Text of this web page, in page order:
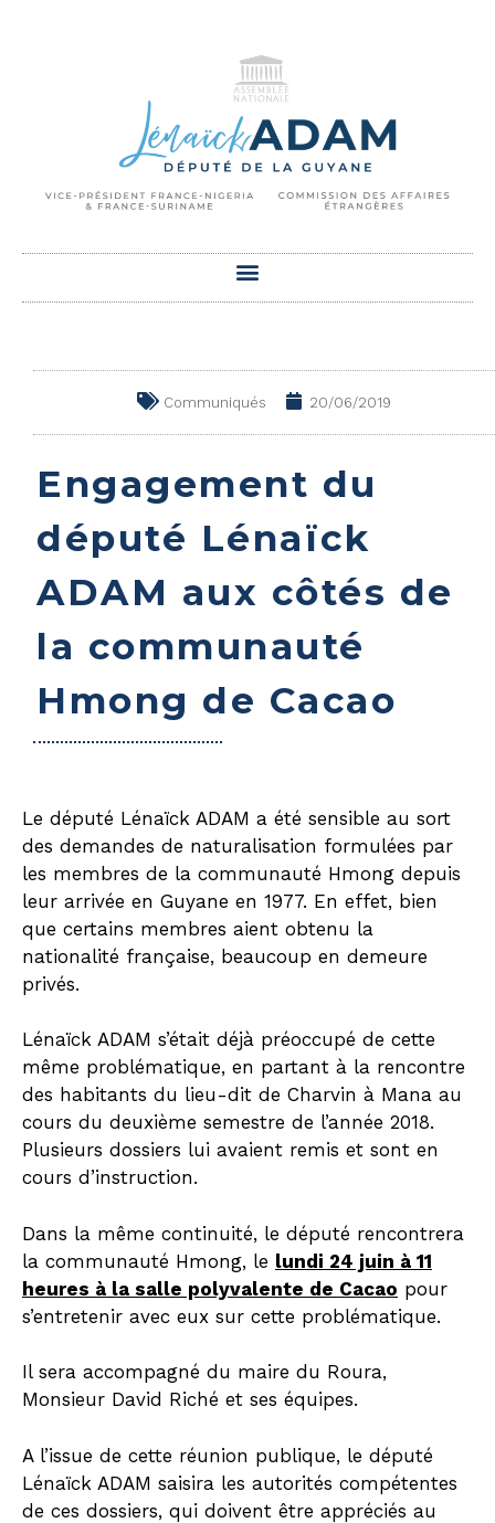
Communiqués 20/06/2019
Engagement du
député Lénaïck
ADAM aux côtés de
la communauté
Hmong de Cacao
Le député Lénaïck ADAM a été sensible au sort
des demandes de naturalisation formulées par
les membres de la communauté Hmong depuis
leur arrivée en Guyane en 1977. En effet, bien
que certains membres aient obtenu la
nationalité française, beaucoup en demeure
privés.
Lénaïck ADAM s’était déjà préoccupé de cette
même problématique, en partant à la rencontre
des habitants du lieu-dit de Charvin à Mana au
cours du deuxième semestre de l’année 2018.
Plusieurs dossiers lui avaient remis et sont en
cours d’instruction.
Dans la même continuité, le député rencontrera
la communauté Hmong, le lundi 24 juin à 11
heures à la salle polyvalente de Cacao pour
s’entretenir avec eux sur cette problématique.
Il sera accompagné du maire du Roura,
Monsieur David Riché et ses équipes.
A l’issue de cette réunion publique, le député
Lénaïck ADAM saisira les autorités compétentes
de ces dossiers, qui doivent être appréciés au